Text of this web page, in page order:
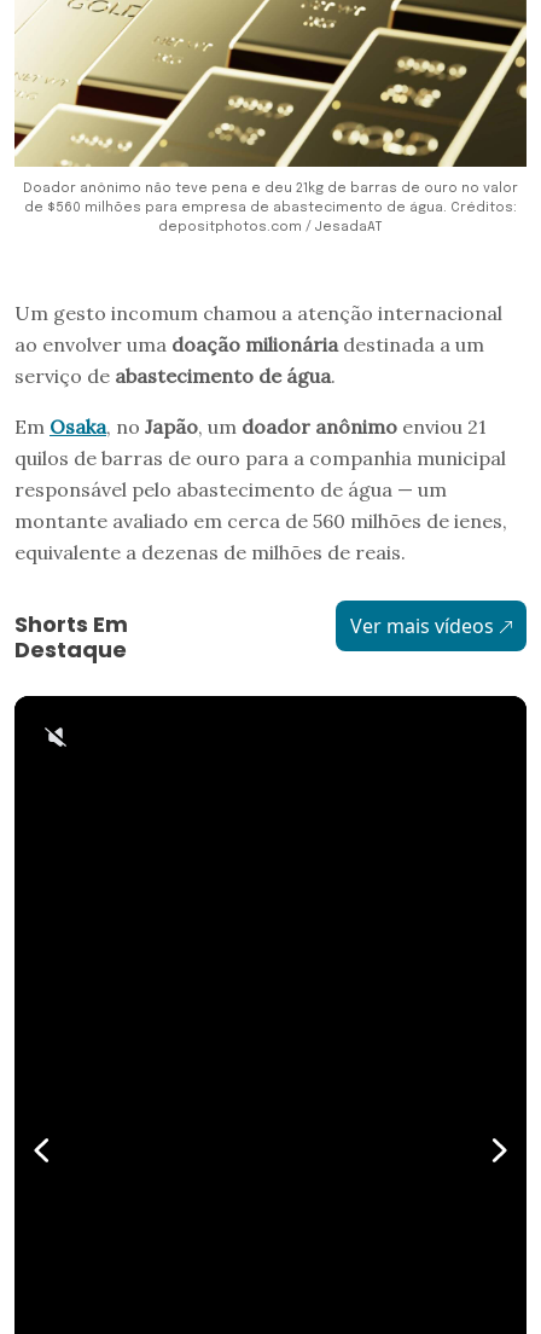
Doador anônimo não teve pena e deu 21kg de barras de ouro no valor
de $560 milhões para empresa de abastecimento de água. Créditos:
depositphotos.com / JesadaAT
Um gesto incomum chamou a atenção internacional
ao envolver uma doação milionária destinada a um
serviço de abastecimento de água.
Em Osaka, no Japão, um doador anônimo enviou 21
quilos de barras de ouro para a companhia municipal
responsável pelo abastecimento de água — um
montante avaliado em cerca de 560 milhões de ienes,
equivalente a dezenas de milhões de reais.
Shorts Em
Destaque
Ver mais vídeos